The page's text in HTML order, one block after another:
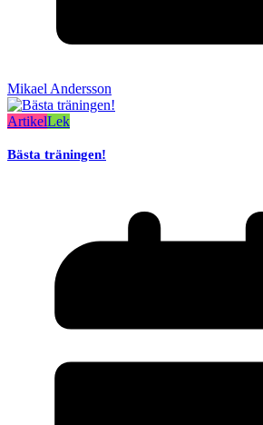
Mikael Andersson
ArtikelLek
Bästa träningen!